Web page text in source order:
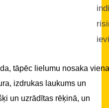
tāpēc lielumu nosaka
izdrukas laukums un
un uzrādītas rēķinā, un